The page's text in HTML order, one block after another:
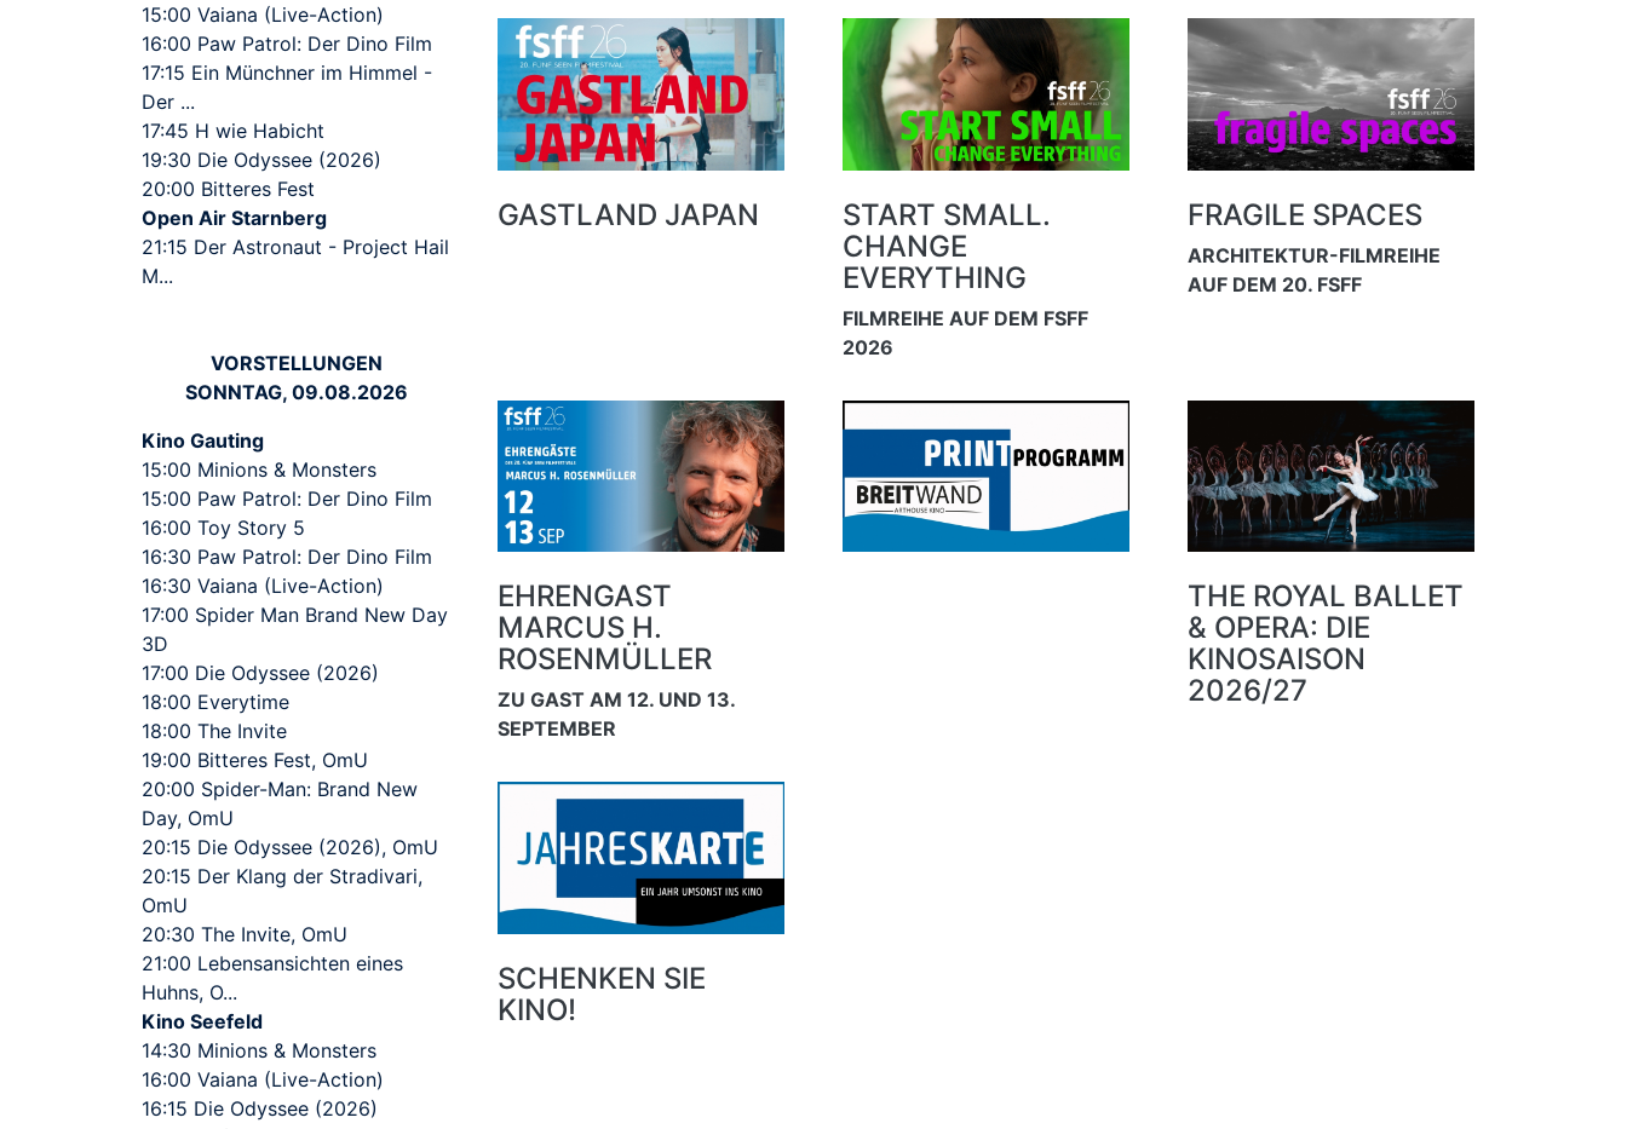
15:00 Vaiana (Live-Action)
16:00 Paw Patrol: Der Dino Film
17:15 Ein Münchner im Himmel -
Der ...
17:45 H wie Habicht
19:30 Die Odyssee (2026)
20:00 Bitteres Fest
Open Air Starnberg
21:15 Der Astronaut - Project Hail
M...
VORSTELLUNGEN
SONNTAG, 09.08.2026
Kino Gauting
15:00 Minions & Monsters
15:00 Paw Patrol: Der Dino Film
16:00 Toy Story 5
16:30 Paw Patrol: Der Dino Film
16:30 Vaiana (Live-Action)
17:00 Spider Man Brand New Day
3D
17:00 Die Odyssee (2026)
18:00 Everytime
18:00 The Invite
19:00 Bitteres Fest, OmU
20:00 Spider-Man: Brand New
Day, OmU
20:15 Die Odyssee (2026), OmU
20:15 Der Klang der Stradivari,
OmU
20:30 The Invite, OmU
21:00 Lebensansichten eines
Huhns, O...
Kino Seefeld
14:30 Minions & Monsters
16:00 Vaiana (Live-Action)
16:15 Die Odyssee (2026)
GASTLAND JAPAN
START SMALL.
CHANGE
EVERYTHING
FILMREIHE AUF DEM FSFF
2026
FRAGILE SPACES
ARCHITEKTUR-FILMREIHE
AUF DEM 20. FSFF
EHRENGAST
MARCUS H.
ROSENMÜLLER
ZU GAST AM 12. UND 13.
SEPTEMBER
THE ROYAL BALLET
& OPERA: DIE
KINOSAISON
2026/27
SCHENKEN SIE
KINO!